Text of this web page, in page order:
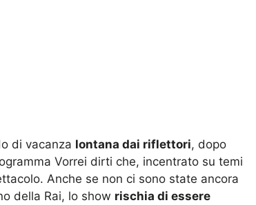
di vacanza lontana dai riflettori, dopo
Vorrei dirti che, incentrato su temi
Anche se non ci sono state ancora
della Rai, lo show rischia di essere